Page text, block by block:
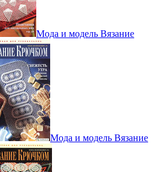
Мода и модель Вязание
Мода и модель Вязание